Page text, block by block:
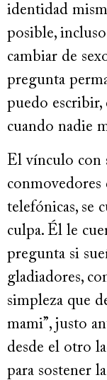
identidad
posible,
cambiar de
pregunta
puedo escribir,
cuando nadie
El vínculo con
conmovedores
telefónicas, se
culpa. Él le
pregunta si
gladiadores,
simpleza que
mami”, justo
desde el otro
para sostener